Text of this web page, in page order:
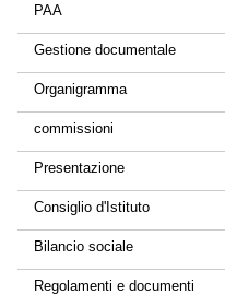
PAA
Gestione documentale
Organigramma
commissioni
Presentazione
Consiglio d'Istituto
Bilancio sociale
Regolamenti e documenti